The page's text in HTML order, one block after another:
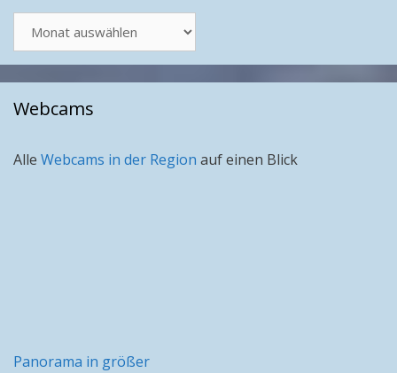
nach
Monat
Webcams
Alle Webcams in der Region auf einen Blick
Panorama in größer